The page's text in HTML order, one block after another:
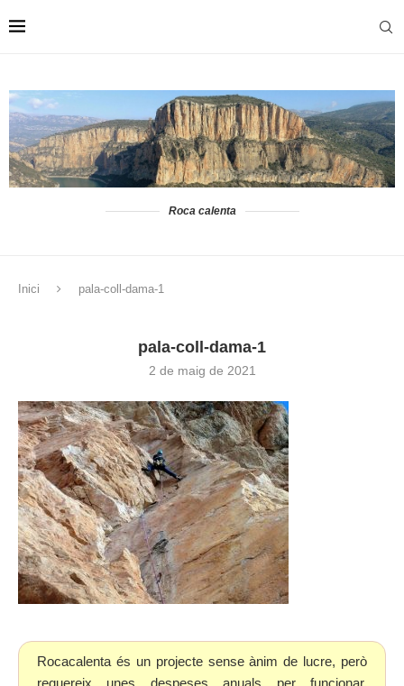
Roca calenta
Inici pala-coll-dama-1
pala-coll-dama-1
2 de maig de 2021
Rocacalenta és un projecte sense ànim de lucre, però